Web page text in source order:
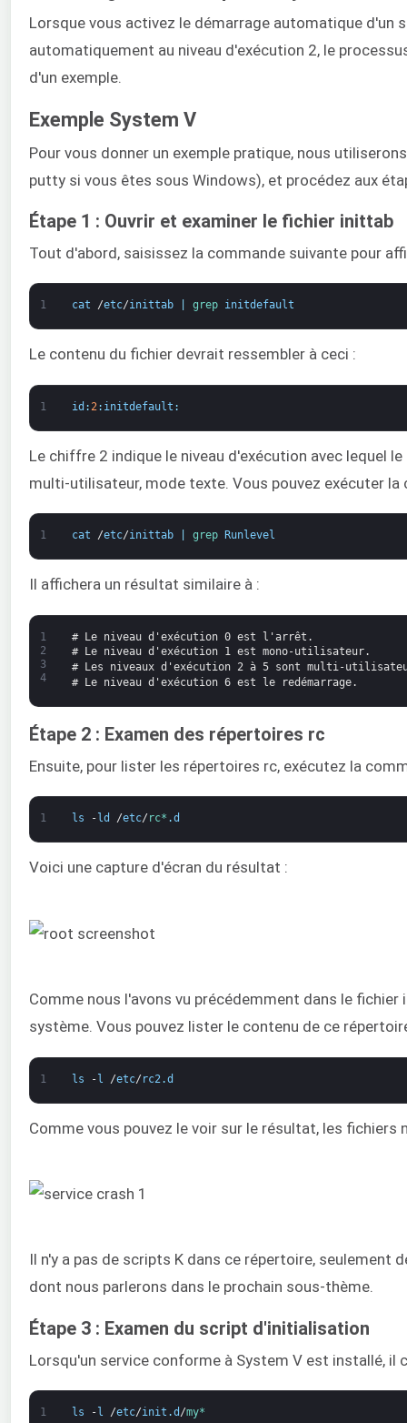
Lorsque vous activez le démarrage automatique d'un
automatiquement au niveau d'exécution 2, le
d'un exemple.
Exemple System V
Pour vous donner un exemple pratique, nous
putty si vous êtes sous Windows), et procédez aux
Étape 1 : Ouvrir et examiner le fichier inittab
Tout d'abord, saisissez la commande suivante pour
1 cat /etc/inittab grep initdefault
Le contenu du fichier devrait ressembler à ceci :
1 id :2: initdefault :
Le chiffre 2 indique le niveau d'exécution avec lequel
multi-utilisateur, mode texte. Vous pouvez exécuter
1 cat /etc/inittab grep Runlevel
Il affichera un résultat similaire à :
1
2
3
4
# Le niveau d'exécution 0 est l'arrêt.
# Le niveau d'exécution 1 est mono-utilisateur.
# Les niveaux d'exécution 2 à 5 sont multi-
# Le niveau d'exécution 6 est le redémarrage.
Étape 2 : Examen des répertoires rc
Ensuite, pour lister les répertoires rc, exécutez la
1 ls - ld /etc/ rc* .d
Voici une capture d'écran du résultat :
Comme nous l'avons vu précédemment dans le
système. Vous pouvez lister le contenu de ce
1 ls -l /etc/ rc2 .d
Comme vous pouvez le voir sur le résultat, les
Il n'y a pas de scripts K dans ce répertoire,
dont nous parlerons dans le prochain sous-thème.
Étape 3 : Examen du script d'initialisation
Lorsqu'un service conforme à System V est installé,
1 ls - l /etc/init .d /my*